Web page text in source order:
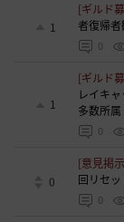
1
[ギルド
者復帰者
0
1
[ギルド
レイキ
多数所
0
0
[意見掲
回リセ
0